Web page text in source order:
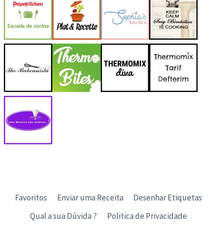
Favoritos Enviar uma Receita
Desenhar Etiquetas
Qual a sua Dúvida ?
Politica de Privacidade